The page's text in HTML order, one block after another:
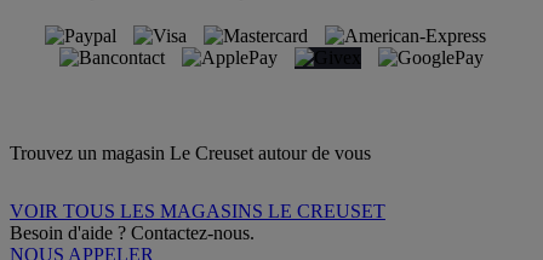
Trouvez un magasin Le Creuset autour de vous
VOIR TOUS LES MAGASINS LE CREUSET
Besoin d'aide ? Contactez-nous.
NOUS APPELER